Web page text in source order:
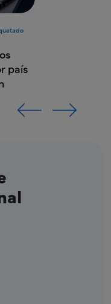
país
de etiquetado